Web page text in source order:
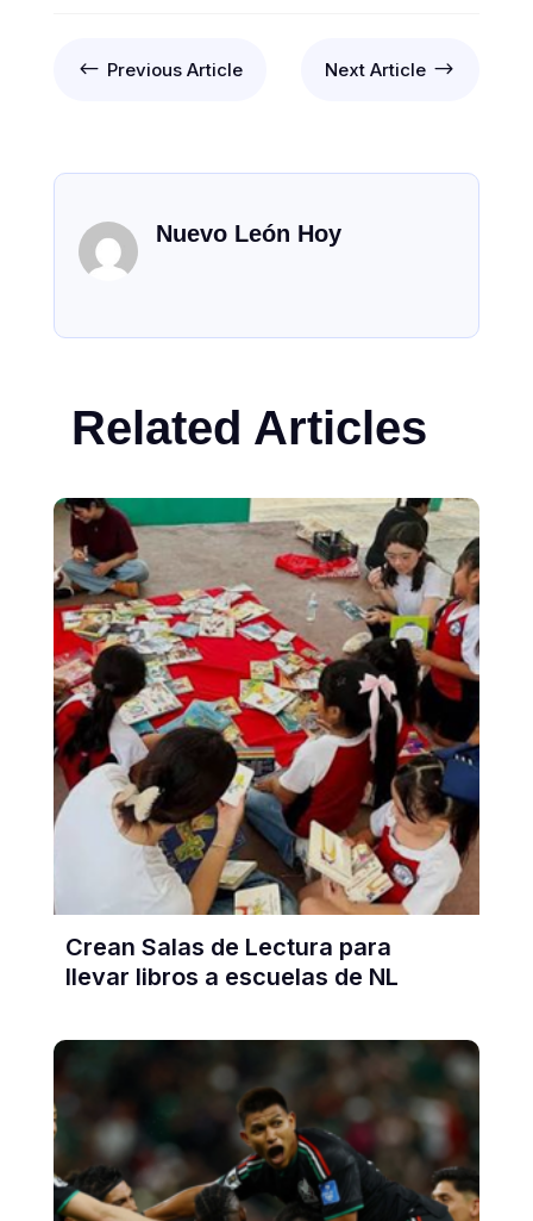
# Previous Article Next Article $
Nuevo León Hoy
Related Articles
Crean Salas de Lectura para
llevar libros a escuelas de NL